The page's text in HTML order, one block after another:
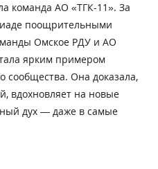
команда АО «ТГК-11». За
поощрительными
Омское РДУ и АО
ярким примером
сообщества. Она доказала,
вдохновляет на новые
дух — даже в самые